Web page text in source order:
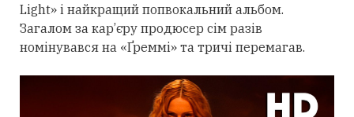
Light» і найкращий попвокальний альбом.
Загалом за кар’єру продюсер сім разів
номінувався на «Ґреммі» та тричі перемагав.